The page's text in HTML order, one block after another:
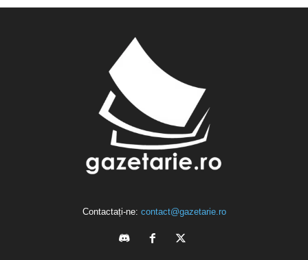
Contactați-ne: contact@gazetarie.ro